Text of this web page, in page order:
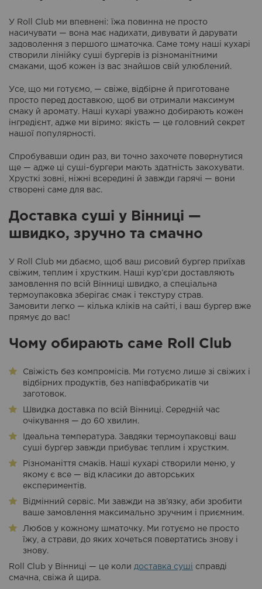
У Roll Club ми впевнені: їжа повинна не просто
насичувати — вона має надихати, дивувати й дарувати
задоволення з першого шматочка. Саме тому наші кухарі
створили лінійку суші бургерів із різноманітними
смаками, щоб кожен із вас знайшов свій улюблений.
Усе, що ми готуємо, — свіже, відбірне й приготоване
просто перед доставкою, щоб ви отримали максимум
смаку й аромату. Наші кухарі уважно добирають кожен
інгредієнт, адже ми віримо: якість — це головний секрет
нашої популярності.
Спробувавши один раз, ви точно захочете повернутися
ще — адже ці суші-бургери мають здатність закохувати.
Хрусткі зовні, ніжні всередині й завжди гарячі — вони
створені саме для вас.
Доставка суші у Вінниці —
швидко, зручно та смачно
У Roll Club ми дбаємо, щоб ваш рисовий бургер приїхав
свіжим, теплим і хрустким. Наші кур’єри доставляють
замовлення по всій Вінниці швидко, а спеціальна
термоупаковка зберігає смак і текстуру страв.
Замовити легко — кілька кліків на сайті, і ваш бургер вже
прямує до вас!
Чому обирають саме Roll Club
Свіжість без компромісів. Ми готуємо лише зі свіжих і
відбірних продуктів, без напівфабрикатів чи
заготовок.
Швидка доставка по всій Вінниці. Середній час
очікування — до 60 хвилин.
Ідеальна температура. Завдяки термоупаковці ваш
суші бургер завжди прибуває теплим і хрустким.
Різноманіття смаків. Наші кухарі створили меню, у
якому є все — від класики до авторських
експериментів.
Відмінний сервіс. Ми завжди на зв’язку, аби зробити
ваше замовлення максимально зручним і приємним.
Любов у кожному шматочку. Ми готуємо не просто
їжу, а страви, до яких хочеться повертатись знову і
знову.
Roll Club у Вінниці — це коли доставка суші справді
смачна, свіжа й щира.